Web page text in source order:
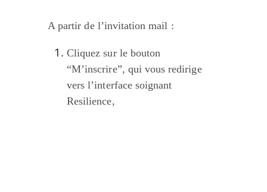
A partir de l’invitation mail :
Cliquez sur le bouton
“M’inscrire”, qui vous redirige
vers l’interface soignant
Resilience,